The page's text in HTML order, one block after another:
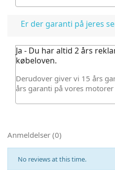
Er der garanti på jeres
Ja - Du har altid 2 års
købeloven.
Derudover giver vi 15 års
års garanti på vores
Anmeldelser (0)
No reviews at this time.